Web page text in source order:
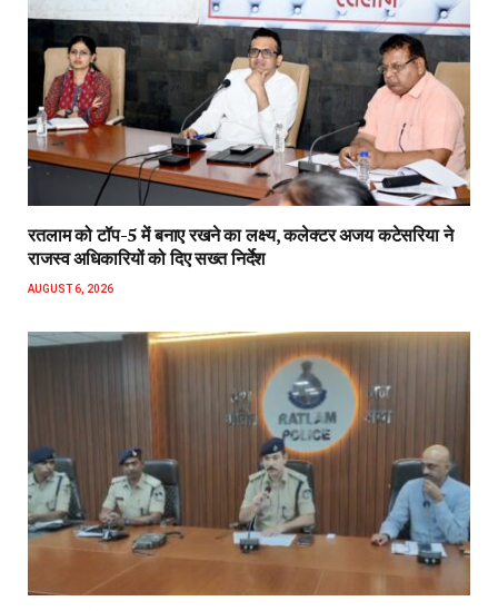
रतलाम को टॉप-5 में बनाए रखने का लक्ष्य, कलेक्टर अजय कटेसरिया ने
राजस्व अधिकारियों को दिए सख्त निर्देश
AUGUST 6, 2026